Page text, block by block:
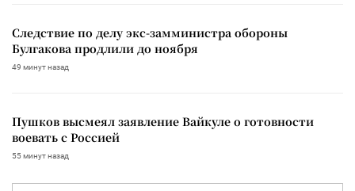
Следствие по делу экс-замминистра обороны
Булгакова продлили до ноября
49 минут назад
Пушков высмеял заявление Вайкуле о готовности
воевать с Россией
55 минут назад